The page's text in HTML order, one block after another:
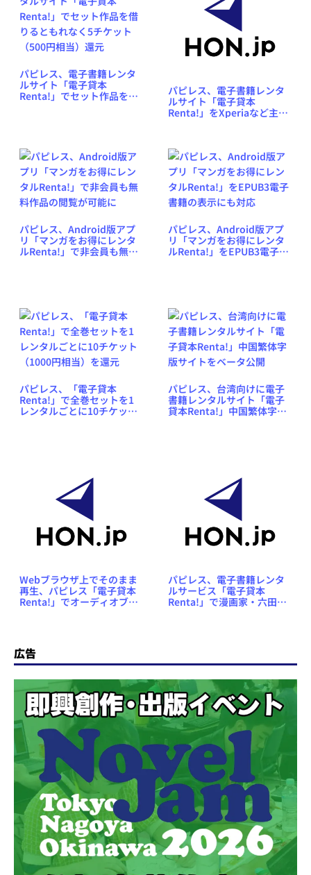
パピレス、電子書籍レンタ
ルサイト「電子貸本
Renta!」でセット作品を借
パピレス、電子書籍レンタ
ルサイト「電子貸本
Renta!」をXperiaなど主要
パピレス、Android版アプ
リ「マンガをお得にレンタ
ルRenta!」で非会員も無料
パピレス、Android版アプ
リ「マンガをお得にレンタ
ルRenta!」をEPUB3電子書
パピレス、「電子貸本
Renta!」で全巻セットを1
レンタルごとに10チケット
パピレス、台湾向けに電子
書籍レンタルサイト「電子
貸本Renta!」中国繁体字版
Webブラウザ上でそのまま
再生、パピレス「電子貸本
Renta!」でオーディオブッ
パピレス、電子書籍レンタ
ルサービス「電子貸本
Renta!」で漫画家・六田登
広告